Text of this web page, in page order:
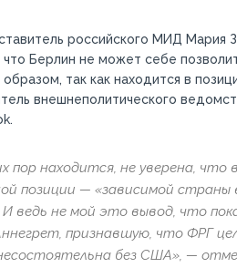
российского МИД Мария
Берлин не может себе
так как находится в
внешнеполитического
пор находится, не уверена,
позиции — «зависимой страны
И ведь не мой это вывод, что
признавшую, что ФРГ
без США», —